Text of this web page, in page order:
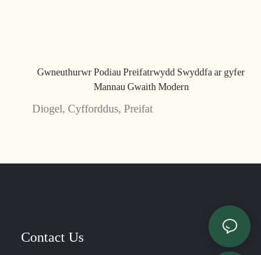
Gwneuthurwr Podiau Preifatrwydd Swyddfa ar gyfer
Mannau Gwaith Modern
Diogel, Cyfforddus, Preifat
Contact Us